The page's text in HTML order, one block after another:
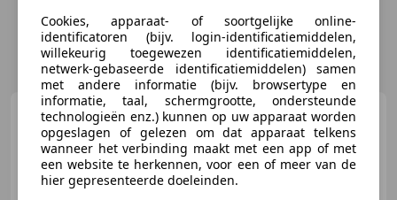
Porsche 9142.0
Cookies, apparaat- of soortgelijke online-
identificatoren (bijv. login-identificatiemiddelen,
willekeurig toegewezen identificatiemiddelen,
netwerk-gebaseerde identificatiemiddelen) samen
met andere informatie (bijv. browsertype en
informatie, taal, schermgrootte, ondersteunde
technologieën enz.) kunnen op uw apparaat worden
opgeslagen of gelezen om dat apparaat telkens
wanneer het verbinding maakt met een app of met
een website te herkennen, voor een of meer van de
hier gepresenteerde doeleinden.